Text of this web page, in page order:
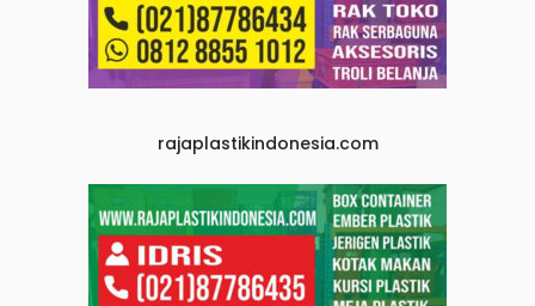
rajaplastikindonesia.com